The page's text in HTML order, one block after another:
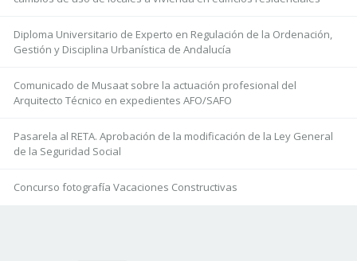
Diploma Universitario de Experto en Regulación de la Ordenación,
Gestión y Disciplina Urbanística de Andalucía
Comunicado de Musaat sobre la actuación profesional del
Arquitecto Técnico en expedientes AFO/SAFO
Pasarela al RETA. Aprobación de la modificación de la Ley General
de la Seguridad Social
Concurso fotografía Vacaciones Constructivas